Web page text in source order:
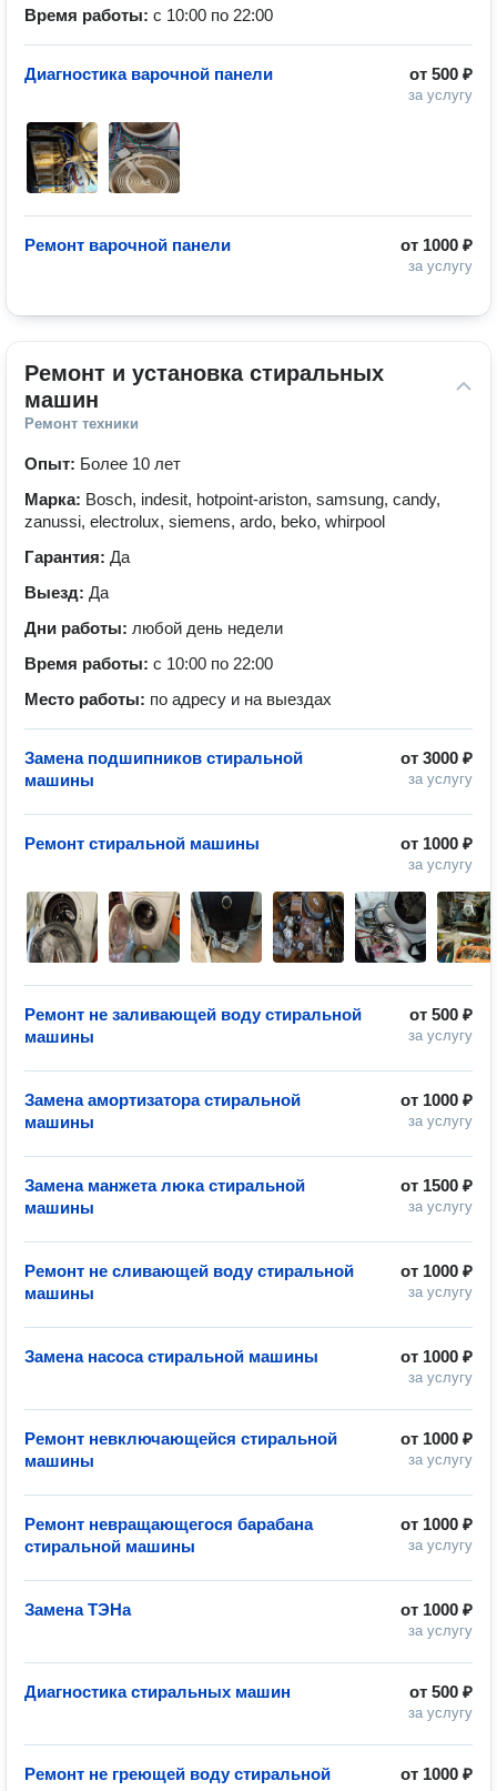
Время работы: с 10:00 по 22:00
от 500 ₽
за услугу
Диагностика варочной панели
от 1000 ₽
за услугу
Ремонт варочной панели
Ремонт и установка стиральных
машин
Ремонт техники
Опыт: Более 10 лет
Марка: Bosch, indesit, hotpoint-ariston, samsung, candy,
zanussi, electrolux, siemens, ardo, beko, whirpool
Гарантия: Да
Выезд: Да
Дни работы: любой день недели
Время работы: с 10:00 по 22:00
Место работы: по адресу и на выездах
от 3000 ₽
за услугу
Замена подшипников стиральной
машины
от 1000 ₽
за услугу
Ремонт стиральной машины
от 500 ₽
за услугу
Ремонт не заливающей воду стиральной
машины
от 1000 ₽
за услугу
Замена амортизатора стиральной
машины
от 1500 ₽
за услугу
Замена манжета люка стиральной
машины
от 1000 ₽
за услугу
Ремонт не сливающей воду стиральной
машины
от 1000 ₽
за услугу
Замена насоса стиральной машины
от 1000 ₽
за услугу
Ремонт невключающейся стиральной
машины
от 1000 ₽
за услугу
Ремонт невращающегося барабана
стиральной машины
от 1000 ₽
за услугу
Замена ТЭНа
от 500 ₽
за услугу
Диагностика стиральных машин
от 1000 ₽
Ремонт не греющей воду стиральной